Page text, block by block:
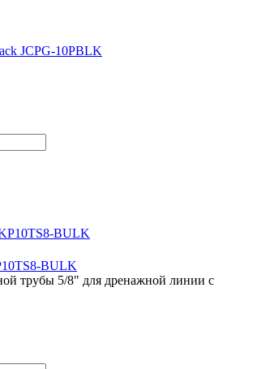
JCPG-10PBLK
BULK
трубы 5/8" для дренажной линии с